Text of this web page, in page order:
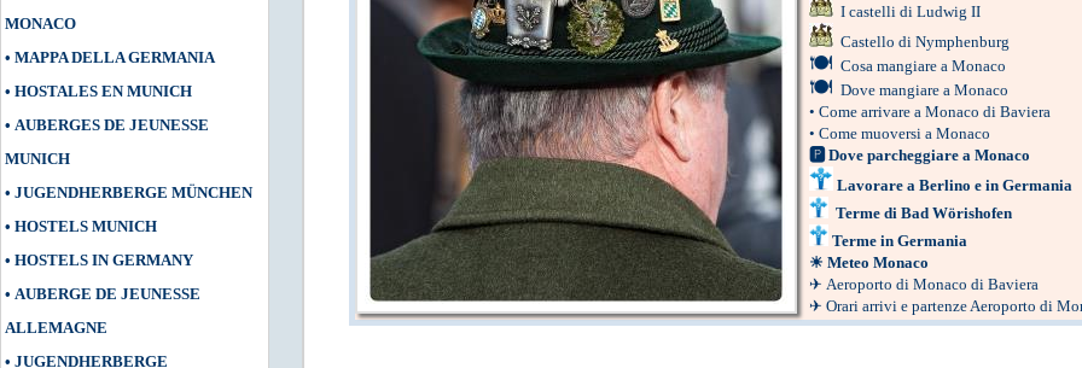
MONACO
• MAPPA DELLA GERMANIA
• HOSTALES EN MUNICH
• AUBERGES DE JEUNESSE
MUNICH
• JUGENDHERBERGE MÜNCHEN
• HOSTELS MUNICH
• HOSTELS IN GERMANY
• AUBERGE DE JEUNESSE
ALLEMAGNE
• JUGENDHERBERGE
I castelli di Ludwig II
Castello di Nymphenburg
🍽 Cosa mangiare a Monaco
🍽 Dove mangiare a Monaco
• Come arrivare a Monaco di Baviera
• Come muoversi a Monaco
🅿 Dove parcheggiare a Monaco
Lavorare a Berlino e in Germania
Terme di Bad Wörishofen
Terme in Germania
☀ Meteo Monaco
✈ Aeroporto di Monaco di Baviera
✈ Orari arrivi e partenze Aeroporto di